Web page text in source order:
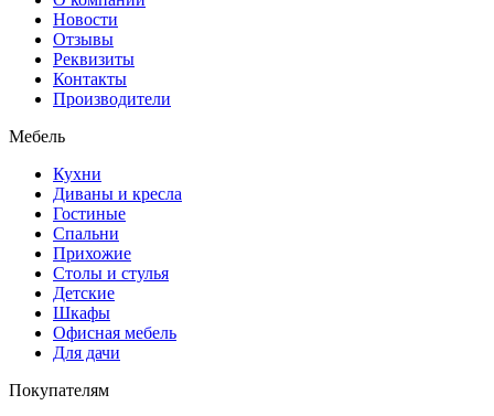
Новости
Отзывы
Реквизиты
Контакты
Производители
Мебель
Кухни
Диваны и кресла
Гостиные
Спальни
Прихожие
Столы и стулья
Детские
Шкафы
Офисная мебель
Для дачи
Покупателям